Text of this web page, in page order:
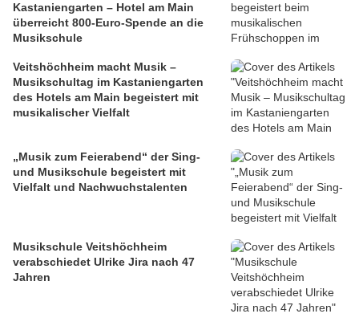
Kastaniengarten – Hotel am Main
überreicht 800-Euro-Spende an die
Musikschule
Veitshöchheim macht Musik –
Musikschultag im Kastaniengarten
des Hotels am Main begeistert mit
musikalischer Vielfalt
„Musik zum Feierabend“ der Sing-
und Musikschule begeistert mit
Vielfalt und Nachwuchstalenten
Musikschule Veitshöchheim
verabschiedet Ulrike Jira nach 47
Jahren